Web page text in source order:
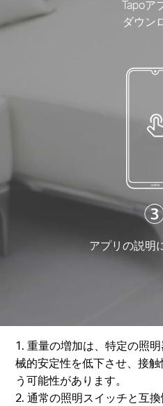
Tapoア
ダウン
アプリの説明
1. 重量の増加は、特定の照
械的安定性を低下させ、接
う可能性があります。
2. 通常の照明スイッチと互